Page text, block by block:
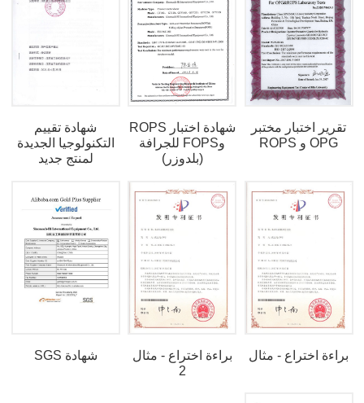
تقرير اختبار مختبر
OPG و ROPS
شهادة اختبار ROPS
وFOPS للجرافة
(بلدوزر)
شهادة تقييم
التكنولوجيا الجديدة
لمنتج جديد
براءة اختراع - مثال
براءة اختراع - مثال
2
شهادة SGS